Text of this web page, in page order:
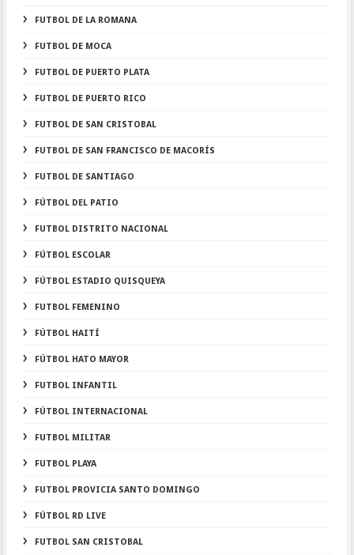
FUTBOL DE LA ROMANA
FUTBOL DE MOCA
FUTBOL DE PUERTO PLATA
FUTBOL DE PUERTO RICO
FUTBOL DE SAN CRISTOBAL
FUTBOL DE SAN FRANCISCO DE MACORÍS
FUTBOL DE SANTIAGO
FÚTBOL DEL PATIO
FUTBOL DISTRITO NACIONAL
FÚTBOL ESCOLAR
FÚTBOL ESTADIO QUISQUEYA
FUTBOL FEMENINO
FÚTBOL HAITÍ
FÚTBOL HATO MAYOR
FUTBOL INFANTIL
FÚTBOL INTERNACIONAL
FUTBOL MILITAR
FUTBOL PLAYA
FUTBOL PROVICIA SANTO DOMINGO
FÚTBOL RD LIVE
FUTBOL SAN CRISTOBAL